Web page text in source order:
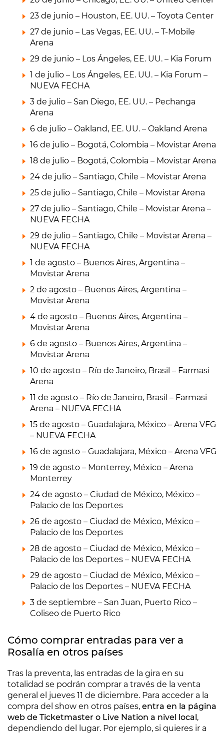
23 de junio – Houston, EE. UU. – Toyota Center
27 de junio – Las Vegas, EE. UU. – T-Mobile
Arena
29 de junio – Los Ángeles, EE. UU. – Kia Forum
1 de julio – Los Ángeles, EE. UU. – Kia Forum –
NUEVA FECHA
3 de julio – San Diego, EE. UU. – Pechanga
Arena
6 de julio – Oakland, EE. UU. – Oakland Arena
16 de julio – Bogotá, Colombia – Movistar Arena
18 de julio – Bogotá, Colombia – Movistar Arena
24 de julio – Santiago, Chile – Movistar Arena
25 de julio – Santiago, Chile – Movistar Arena
27 de julio – Santiago, Chile – Movistar Arena –
NUEVA FECHA
29 de julio – Santiago, Chile – Movistar Arena –
NUEVA FECHA
1 de agosto – Buenos Aires, Argentina –
Movistar Arena
2 de agosto – Buenos Aires, Argentina –
Movistar Arena
4 de agosto – Buenos Aires, Argentina –
Movistar Arena
6 de agosto – Buenos Aires, Argentina –
Movistar Arena
10 de agosto – Río de Janeiro, Brasil – Farmasi
Arena
11 de agosto – Río de Janeiro, Brasil – Farmasi
Arena – NUEVA FECHA
15 de agosto – Guadalajara, México – Arena VFG
– NUEVA FECHA
16 de agosto – Guadalajara, México – Arena VFG
19 de agosto – Monterrey, México – Arena
Monterrey
24 de agosto – Ciudad de México, México –
Palacio de los Deportes
26 de agosto – Ciudad de México, México –
Palacio de los Deportes
28 de agosto – Ciudad de México, México –
Palacio de los Deportes – NUEVA FECHA
29 de agosto – Ciudad de México, México –
Palacio de los Deportes – NUEVA FECHA
3 de septiembre – San Juan, Puerto Rico –
Coliseo de Puerto Rico
Cómo comprar entradas para ver a
Rosalía en otros países
Tras la preventa, las entradas de la gira en su
totalidad se podrán comprar a través de la venta
general el jueves 11 de diciembre. Para acceder a la
compra del show en otros países, entra en la página
web de Ticketmaster o Live Nation a nivel local,
dependiendo del lugar. Por ejemplo, si quieres ir a